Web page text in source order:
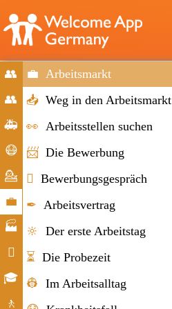
👥
Start
👥
Migration
&
Immigration
🚑
Notfälle
😷
Corona-
Hilfe
💁
Beratung
💼
Arbeitsmarkt
🏭
Unternehmen

Alltag
🎓
Bildungsangebote
🚶
💼 Arbeitsmarkt
📥 Weg in den Arbeitsmarkt
👀 Arbeitsstellen suchen
📨 Die Bewerbung
 Bewerbungsgespräch
✒ Arbeitsvertrag
🔆
Der erste Arbeitstag
⏳ Die Probezeit
👷 Im Arbeitsalltag